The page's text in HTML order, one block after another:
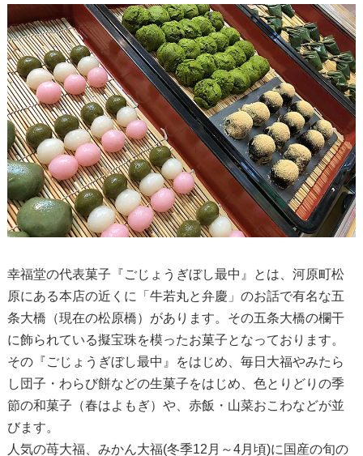
幸福堂の代表菓子『ごじょうぎぼし最中』とは、河原町松
原にある本店の近くに「牛若丸と弁慶」のお話で有名な五
条大橋（現在の松原橋）があります。その五条大橋の欄干
に飾られている擬宝珠を模ったお菓子となっております。
その『ごじょうぎぼし最中』をはじめ、毎日大福やみたら
し団子・わらび餅などの生菓子をはじめ、色とりどりの季
節の和菓子（春はよもぎ）や、赤飯・山菜おこわなどが並
びます。
人気の苺大福、みかん大福(冬季12月～4月頃)に国産の旬の